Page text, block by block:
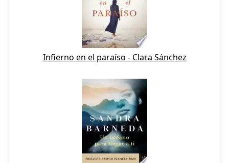
Infierno en el paraíso - Clara Sánchez